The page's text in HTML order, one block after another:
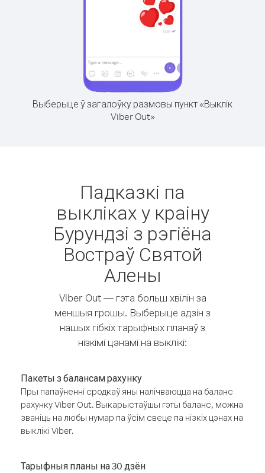
Выберыце ў загалоўку размовы пункт «Выклік
Viber Out»
Падказкі па
выкліках у краіну
Бурундзі з рэгіёна
Востраў Святой
Алены
Viber Out — гэта больш хвілін за
меншыя грошы. Выберыце адзін з
нашых гібкіх тарыфных планаў з
нізкімі цэнамі на выклікі:
Пакеты з балансам рахунку
Пры папаўненні сродкаў яны налічваюцца на баланс
рахунку Viber Out. Выкарыстаўшы гэты баланс, можна
званіць на любы нумар па ўсім свеце па нізкіх цэнах на
выклікі Viber.
Тарыфныя планы на 30 дзён